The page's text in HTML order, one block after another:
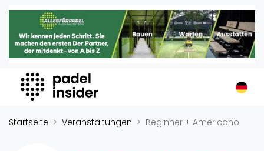
Padel Insider
Home
Organisationen
Buchungssysteme
Padel-Shops
Startseite Veranstaltungen Beginner + Americano